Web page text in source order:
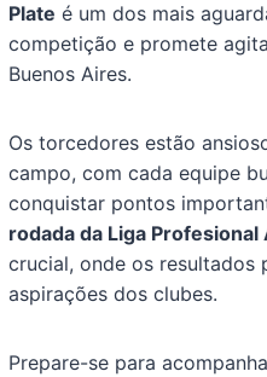
Plate é um dos mais
competição e promete
Buenos Aires.
Os torcedores estão
campo, com cada equipe
conquistar pontos
rodada da Liga
crucial, onde os resultados
aspirações dos clubes.
Prepare-se para